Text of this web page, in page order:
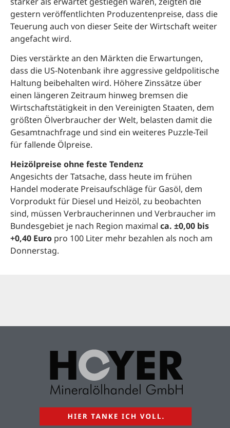
gestern veröffentlichten Produzentenpreise, dass die
Teuerung auch von dieser Seite der Wirtschaft weiter
angefacht wird.
Dies verstärkte an den Märkten die Erwartungen,
dass die US-Notenbank ihre aggressive geldpolitische
Haltung beibehalten wird. Höhere Zinssätze über
einen längeren Zeitraum hinweg bremsen die
Wirtschaftstätigkeit in den Vereinigten Staaten, dem
größten Ölverbraucher der Welt, belasten damit die
Gesamtnachfrage und sind ein weiteres Puzzle-Teil
für fallende Ölpreise.
Heizölpreise ohne feste Tendenz
Angesichts der Tatsache, dass heute im frühen
Handel moderate Preisaufschläge für Gasöl, dem
Vorprodukt für Diesel und Heizöl, zu beobachten
sind, müssen Verbraucherinnen und Verbraucher im
Bundesgebiet je nach Region maximal ca. ±0,00 bis
+0,40 Euro pro 100 Liter mehr bezahlen als noch am
Donnerstag.